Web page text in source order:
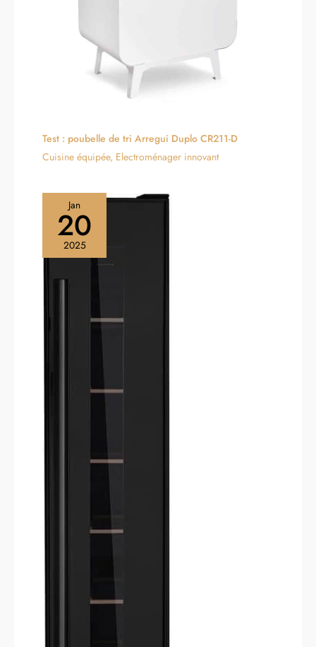
Test : poubelle de tri Arregui Duplo CR211-D
Cuisine équipée, Electroménager innovant
Jan
20
2025